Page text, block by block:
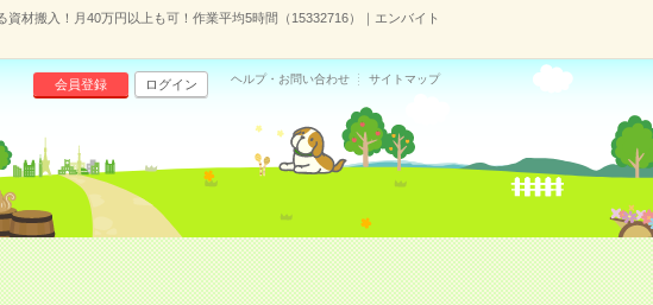
資材搬入！月40万円以上も可！作業平均5時間（15332716）｜エンバイト
会員登録 ログイン ヘルプ・お問い合わせ サイトマップ